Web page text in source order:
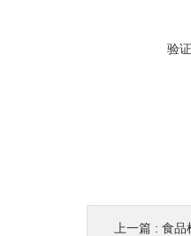
验
上一篇 : 食品检